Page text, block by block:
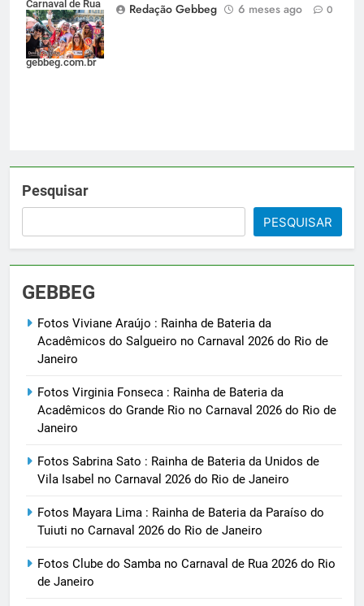
Carnaval de Rua
2026 do Rio de
Janeiro -
gebbeg.com.br
Redação Gebbeg 6 meses ago 0
Pesquisar
PESQUISAR
GEBBEG
Fotos Viviane Araújo : Rainha de Bateria da
Acadêmicos do Salgueiro no Carnaval 2026 do Rio de
Janeiro
Fotos Virginia Fonseca : Rainha de Bateria da
Acadêmicos do Grande Rio no Carnaval 2026 do Rio de
Janeiro
Fotos Sabrina Sato : Rainha de Bateria da Unidos de
Vila Isabel no Carnaval 2026 do Rio de Janeiro
Fotos Mayara Lima : Rainha de Bateria da Paraíso do
Tuiuti no Carnaval 2026 do Rio de Janeiro
Fotos Clube do Samba no Carnaval de Rua 2026 do Rio
de Janeiro